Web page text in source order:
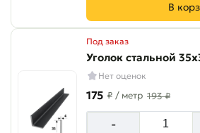
В
Под заказ
Уголок стальной
Нет оценок
175 ₽ / метр 193 ₽
-